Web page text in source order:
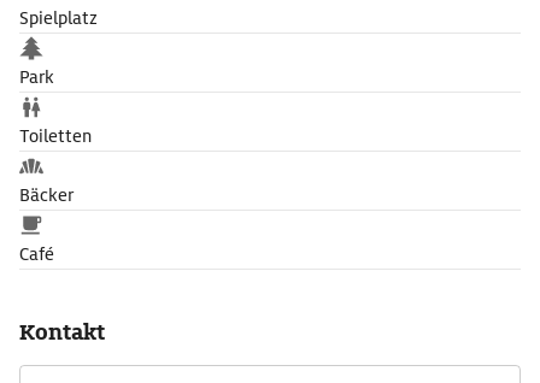
Spielplatz
Park
Toiletten
Bäcker
Café
Kontakt